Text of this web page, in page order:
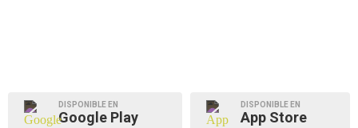
DISPONIBLE EN
Google Play
DISPONIBLE EN
App Store